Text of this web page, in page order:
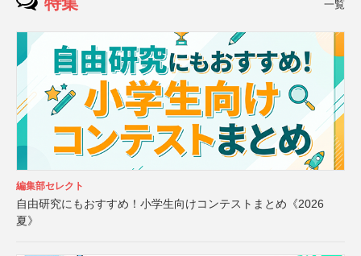
一覧
編集部セレクト
自由研究にもおすすめ！小学生向けコンテストまとめ《2026
夏》